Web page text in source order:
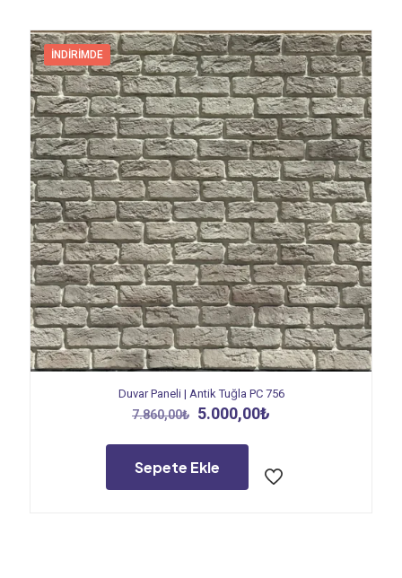
İNDIRIMDE
Duvar Paneli | Antik Tuğla PC 756
7.860,00₺ Orijinal
7.860,00₺.
5.000,00₺
Sepete Ekle